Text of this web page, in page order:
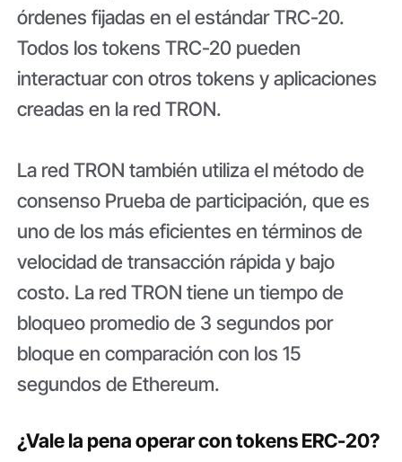
órdenes fijadas en el estándar TRC-20.
Todos los tokens TRC-20 pueden
interactuar con otros tokens y aplicaciones
creadas en la red TRON.
La red TRON también utiliza el método de
consenso Prueba de participación, que es
uno de los más eficientes en términos de
velocidad de transacción rápida y bajo
costo. La red TRON tiene un tiempo de
bloqueo promedio de 3 segundos por
bloque en comparación con los 15
segundos de Ethereum.
¿Vale la pena operar con tokens ERC-20?